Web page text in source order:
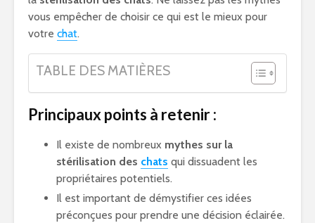
vous empêcher de choisir ce qui est le mieux pour
votre chat.
TABLE DES MATIÈRES
Principaux points à retenir :
Il existe de nombreux mythes sur la
stérilisation des chats qui dissuadent les
propriétaires potentiels.
Il est important de démystifier ces idées
préconçues pour prendre une décision éclairée.